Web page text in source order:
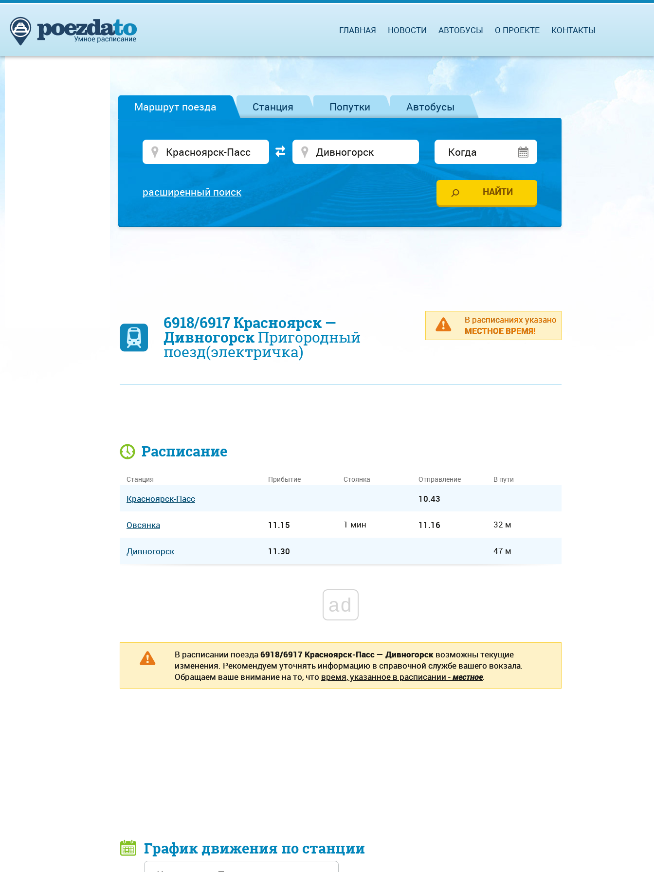
ГЛАВНАЯ НОВОСТИ АВТОБУСЫ О ПРОЕКТЕ КОНТАКТЫ
Маршрут поезда Станция Попутки Автобусы
расширенный поиск
В расписаниях указано
МЕСТНОЕ ВРЕМЯ!
6918/6917 Красноярск —
ДивногорскПригородный
поезд(электричка)
Расписание
Станция Прибытие Стоянка Отправление В пути
Красноярск-Пасс 10.43
Овсянка 11.15 1 мин 11.16 32 м
Дивногорск 11.30 47 м
ad
В расписании поезда6918/6917 Красноярск-Пасс — Дивногорск возможны текущие
изменения. Рекомендуем уточнять информацию в справочной службе вашего вокзала.
Обращаем ваше внимание на то, что время, указанное в расписании -местное.
График движения по станции